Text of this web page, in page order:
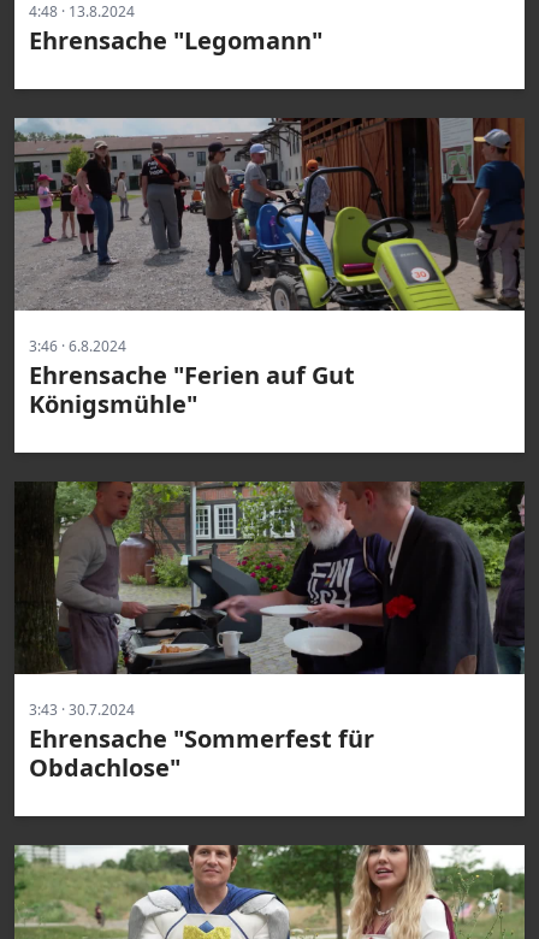
4:48 · 13.8.2024
Ehrensache "Legomann"
3:46 · 6.8.2024
Ehrensache "Ferien auf Gut
Königsmühle"
3:43 · 30.7.2024
Ehrensache "Sommerfest für
Obdachlose"